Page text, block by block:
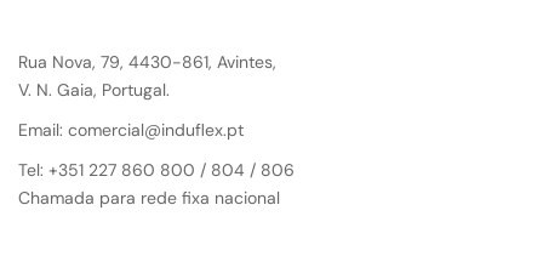
Rua Nova, 79, 4430-861, Avintes,
V. N. Gaia, Portugal.
Email: comercial@induflex.pt
Tel: +351 227 860 800 / 804 / 806
Chamada para rede fixa nacional